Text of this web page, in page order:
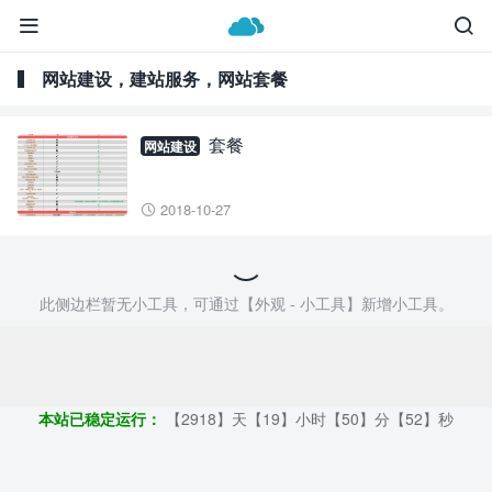


网站建设，建站服务，网站套餐
网站建设 套餐
 2018-10-27
此侧边栏暂无小工具，可通过【外观 - 小工具】新增小工具。
本站已稳定运行：
【2918】天【19】小时【50】分【53】秒